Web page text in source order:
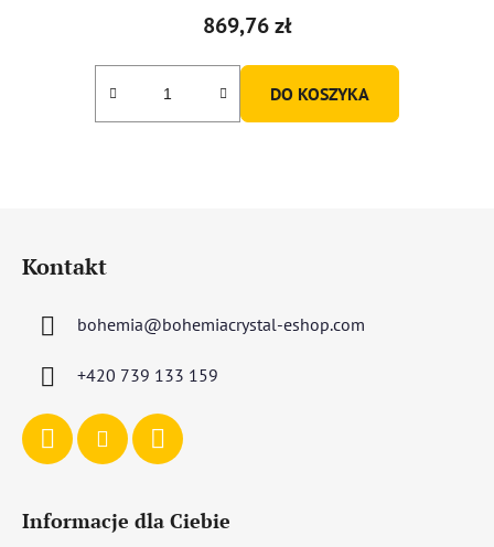
869,76 zł
DO KOSZYKA
Kontakt
bohemia@bohemiacrystal-eshop.com
+420 739 133 159
Informacje dla Ciebie